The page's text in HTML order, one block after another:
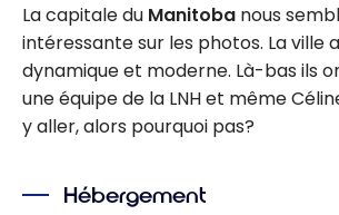
La capitale du Manitoba nous
intéressante sur les photos. La ville
dynamique et moderne. Là-bas ils
une équipe de la LNH et même
y aller, alors pourquoi pas?
Hébergement